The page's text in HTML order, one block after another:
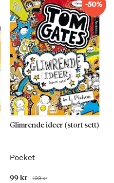
-50%
Glimrende ideer (stort sett)
Pocket
Tilbudspris
99 kr Før
199 kr